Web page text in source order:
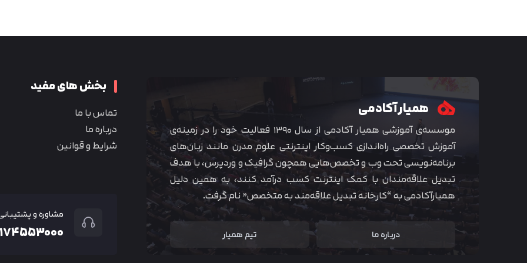
همیار آکادمی
موسسه‌ی آموزشی همیار آکادمی از سال ۱۳۹۰ فعالیت خود را در زمینه‌ی
آموزش تخصصی راه‌اندازی کسب‌و‌کار اینترنتی علوم مدرن مانند زبان‌های
برنامه‌نویسی تحت وب و تخصص‌هایی همچون گرافیک و وردپرس، با هدف
تبدیل علاقه‌مندان با کمک اینترنت کسب درآمد کنند، به همین دلیل
همیارآکادمی به “کارخانه تبدیل علاقه‌مند به متخصص” نام گرفت.
درباره ما تیم همیار
بخش های مفید
تماس با ما
درباره ما
شرایط و قوانین
مشاوره و
متوجه شدم